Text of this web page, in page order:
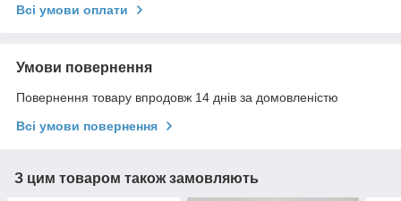
Всі умови оплати
Умови повернення
Повернення товару впродовж 14 днів за домовленістю
Всі умови повернення
З цим товаром також замовляють